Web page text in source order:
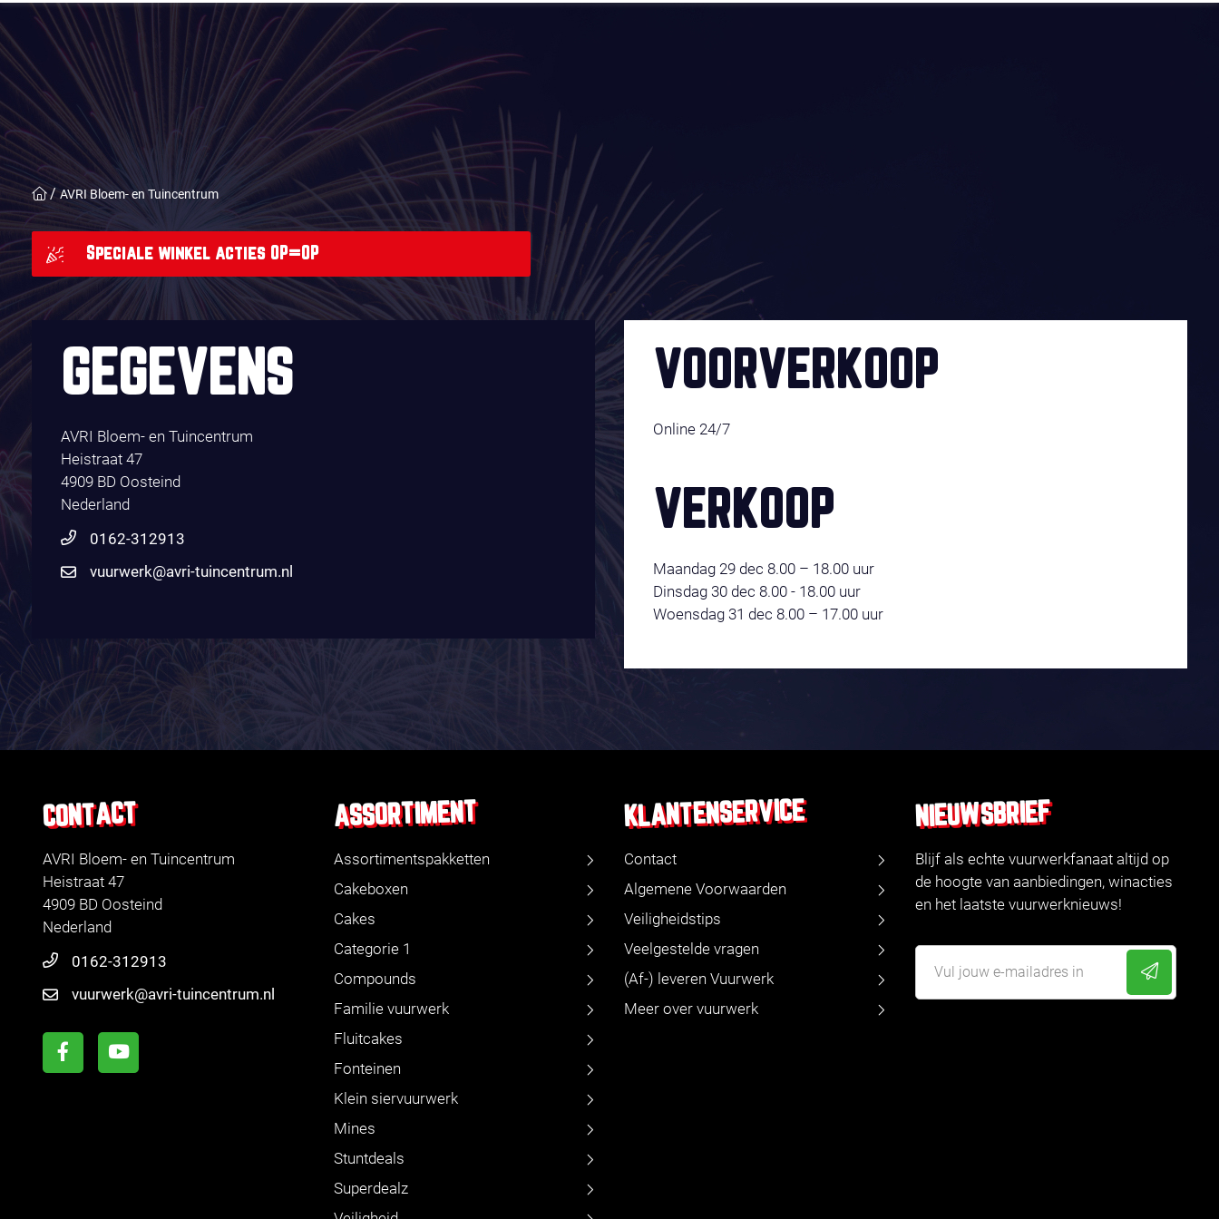
AVRI Bloem- en Tuincentrum
Speciale winkel acties OP=OP
GEGEVENS
AVRI Bloem- en Tuincentrum
Heistraat 47
4909 BD Oosteind
Nederland
0162-312913
vuurwerk@avri-tuincentrum.nl
VOORVERKOOP
Online 24/7
VERKOOP
Maandag 29 dec 8.00 – 18.00 uur
Dinsdag 30 dec 8.00 - 18.00 uur
Woensdag 31 dec 8.00 – 17.00 uur
CONTACT
AVRI Bloem- en Tuincentrum
Heistraat 47
4909 BD Oosteind
Nederland
0162-312913
vuurwerk@avri-tuincentrum.nl
ASSORTIMENT
Assortimentspakketten
Cakeboxen
Cakes
Categorie 1
Compounds
Familie vuurwerk
Fluitcakes
Fonteinen
Klein siervuurwerk
Mines
Stuntdeals
Superdealz
KLANTENSERVICE
Contact
Algemene Voorwaarden
Veiligheidstips
Veelgestelde vragen
(Af-) leveren Vuurwerk
Meer over vuurwerk
NIEUWSBRIEF
Blijf als echte vuurwerkfanaat altijd op
de hoogte van aanbiedingen, winacties
en het laatste vuurwerknieuws!